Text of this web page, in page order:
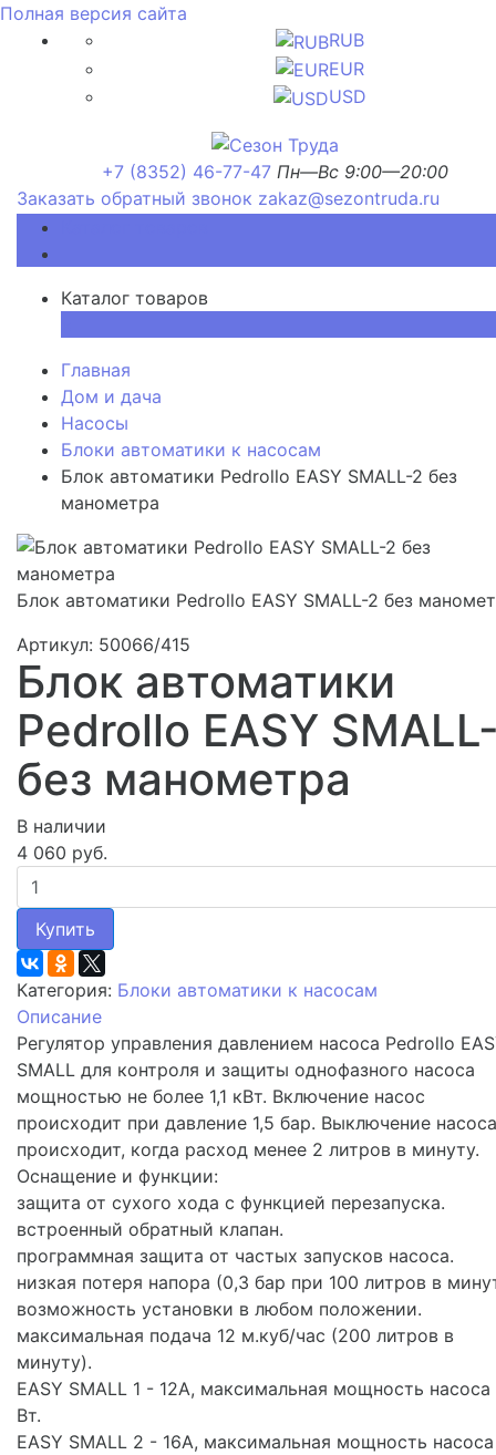
Полная версия сайта
RUB
EUR
USD
+7 (8352) 46-77-47 Пн—Вс 9:00—20:00
Заказать обратный звонок zakaz@sezontruda.ru
Каталог товаров
Главная
Дом и дача
Насосы
Блоки автоматики к насосам
Блок автоматики Pedrollo EASY SMALL-2 без
манометра
Блок автоматики Pedrollo EASY SMALL-2 без
Артикул: 50066/415
Блок автоматики
Pedrollo EASY
без манометра
В наличии
4 060 руб.
Купить
Категория: Блоки автоматики к насосам
Описание
Регулятор управления давлением насоса Pedrollo
SMALL для контроля и защиты однофазного насоса
мощностью не более 1,1 кВт. Включение насос
происходит при давление 1,5 бар. Выключение насоса
происходит, когда расход менее 2 литров в минуту.
Оснащение и функции:
защита от сухого хода с функцией перезапуска.
встроенный обратный клапан.
программная защита от частых запусков насоса.
низкая потеря напора (0,3 бар при 100 литров в
возможность установки в любом положении.
максимальная подача 12 м.куб/час (200 литров в
минуту).
EASY SMALL 1 - 12А, максимальная мощность насоса
Вт.
EASY SMALL 2 - 16А, максимальная мощность насоса